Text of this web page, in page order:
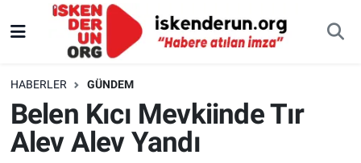
HABERLER GÜNDEM
Belen Kıcı Mevkiinde Tır
Alev Alev Yandı